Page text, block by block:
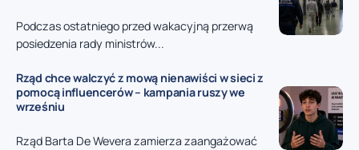
Podczas ostatniego przed wakacyjną przerwą
posiedzenia rady ministrów...
Rząd chce walczyć z mową nienawiści w sieci z
pomocą influencerów – kampania ruszy we
wrześniu
Rząd Barta De Wevera zamierza zaangażować